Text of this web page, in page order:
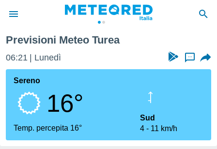
di
per
le
di
Previsioni Meteo Turea
06:21 Lunedì ...
Sereno
16°
Temp. percepita 16°
Sud
4
11 km/h